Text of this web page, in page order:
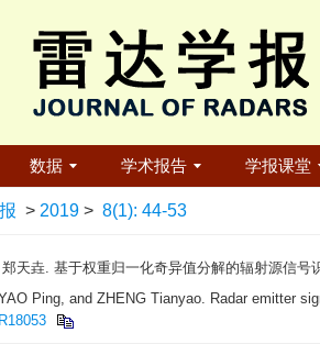
数据 学术报告 学报课堂
> 2019 > 8(1): 44-53
天垚. 基于权重归一化奇异值分解的辐射源信
Ping, and ZHENG Tianyao. Radar emitter